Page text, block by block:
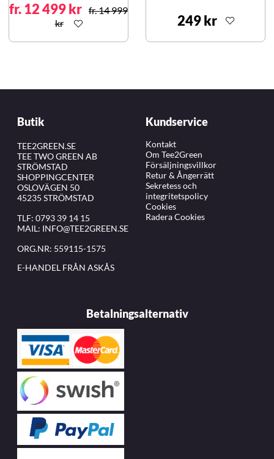
fr. 12 499 kr fr. 14 999
kr
249 kr
Butik
TEE2GREEN.SE
TEE TWO GREEN AB
STRÖMSTAD
SHOPPINGCENTER
OSLOVÄGEN 50
45235 STRÖMSTAD
TLF: 0793 39 14 15
MAIL: INFO@TEE2GREEN.SE
ORG.NR: 559115-1575
E-HANDEL FRÅN ASKÅS
Kundservice
Kontakt
Om Tee2Green
Försäljningsvillkor
Retur & Ångerrätt
Sekretess och
integritetspolicy
Cookies
Radera Cookies
Betalningsalternativ